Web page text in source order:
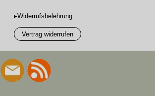
▸Widerrufsbelehrung
Vertrag widerrufen